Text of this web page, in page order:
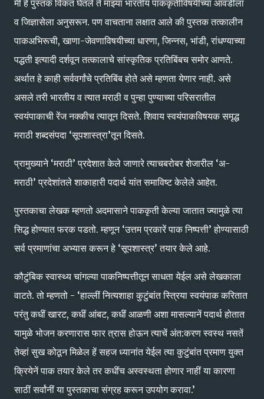
मी हे पुस्तक विकत घेतले ते माझ्या भारतीय पाककृतींविषयीच्या आवडीला
व जिज्ञासेला अनुसरून. पण वाचताना लक्षात आले की पुस्तक तत्कालीन
पाकअभिरूची, खाणा-जेवणाविषयीच्या धारणा, जिन्नस, भांडी, रांधण्याच्या
पद्धती इत्यादी दर्शवून तत्कालाचे सांस्कृतिक प्रतिबिंबच समोर आणते.
अर्थात हे काही सर्ववर्गांचे प्रतिबिंब होते असे म्हणता येणार नाही. असे
असले तरी भारतीय व त्यात मराठी व पुन्हा पुण्याच्या परिसरातील
स्वयंपाकाची रेंज नक्कीच त्यातून दिसते. शिवाय स्वयंपाकविषयक समृद्ध
मराठी शब्दसंपदा ‘सूपशास्त्रा’तून दिसते.
प्रामुख्याने ‘मराठी’ प्रदेशात केले जाणारे त्याचबरोबर शेजारील ‘अ-
मराठी’ प्रदेशांतले शाकाहारी पदार्थ यांत समाविष्ट केलेले आहेत.
पुस्तकाचा लेखक म्हणतो अदमासाने पाककृती केल्या जातात ज्यामुळे त्या
सिद्ध होण्यात फरक पडतो. म्हणून ‘उत्तम प्रकारें पाक निष्पत्ती’ होण्यासाठी
सर्व प्रमाणांचा अभ्यास करून हे ‘सूपशास्त्र’ तयार केले आहे.
कौटुंबिक स्वास्थ्य चांगल्या पाकनिष्पत्तीतून साधता येईल असे लेखकाला
वाटते. तो म्हणतो - ‘हाल्लीं नित्यशाहा कुटुंबांत स्त्रिया स्वयंपाक करितात
परंतु कधीं खारट, कधीं आंबट, कधीं आळणी अशा मासल्यानें पदार्थ होतात
यामुळे भोजन करणारास फार त्रास होऊन त्याचें अंत:करण स्वस्थ नसतें
तेव्हां सुख कोठून मिळेल हें सहज ध्यानांत येईल त्या कुटुंबांत प्रमाण युक्त
क्रियेनें पाक तयार केले तर कधींच अस्वस्थता होणार नाहीं या कारणा
साठीं सर्वांनीं या पुस्तकाचा संग्रह करून उपयोग करावा.’